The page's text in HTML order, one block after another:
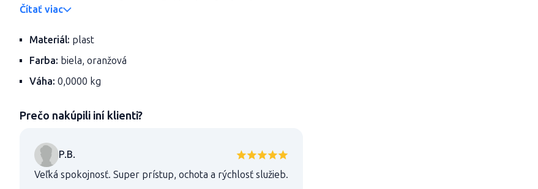
Čítať viac
Materiál: plast
Farba: biela, oranžová
Váha: 0,0000 kg
Prečo nakúpili iní klienti?
P.B.
Veľká spokojnosť. Super prístup, ochota a rýchlosť služieb.